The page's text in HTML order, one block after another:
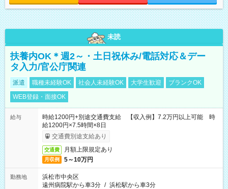
未読
扶養内OK＊週2～・土日祝休み/電話対応＆デー
タ入力/官公庁関連
派遣 職種未経験OK 社会人未経験OK 大学生歓迎
ブランクOK
WEB登録・面接OK
給与
時給1200円+別途交通費支給 【収入例】7.2万円以上可能 時
給1200円×7.5時間×8日
交通費別途支給あり
交通費 月額上限規定あり
月収例 5～10万円
勤務地
浜松市中央区
遠州病院駅から車3分 / 浜松駅から車3分